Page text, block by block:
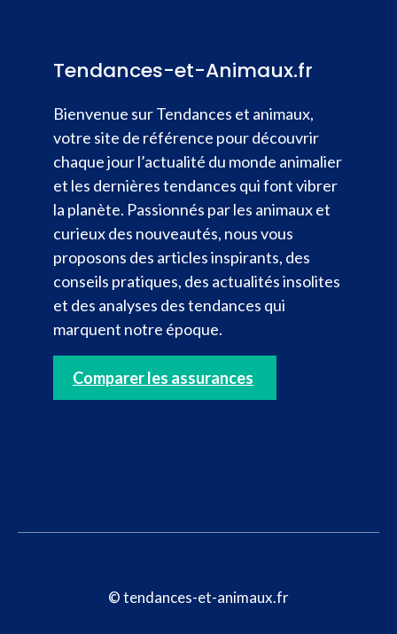
Tendances-et-Animaux.fr
Bienvenue sur Tendances et animaux,
votre site de référence pour découvrir
chaque jour l’actualité du monde animalier
et les dernières tendances qui font vibrer
la planète. Passionnés par les animaux et
curieux des nouveautés, nous vous
proposons des articles inspirants, des
conseils pratiques, des actualités insolites
et des analyses des tendances qui
marquent notre époque.
Comparer les assurances
© tendances-et-animaux.fr